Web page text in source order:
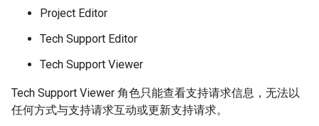
Project Editor
Tech Support Editor
Tech Support Viewer
Tech Support Viewer 角色只能查看支持请求信息，无法以
任何方式与支持请求互动或更新支持请求。